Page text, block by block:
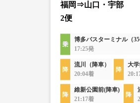
福岡⇒山口・宇部
2便
博多バスターミナル（35
17:25発
流川（降車）
20:04着
大学
維新公園前(降車)
21:17着